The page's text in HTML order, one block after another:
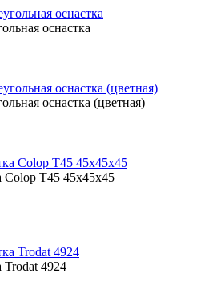
оснастка
оснастка (цветная)
Colop T45 45х45х45
Trodat 4924